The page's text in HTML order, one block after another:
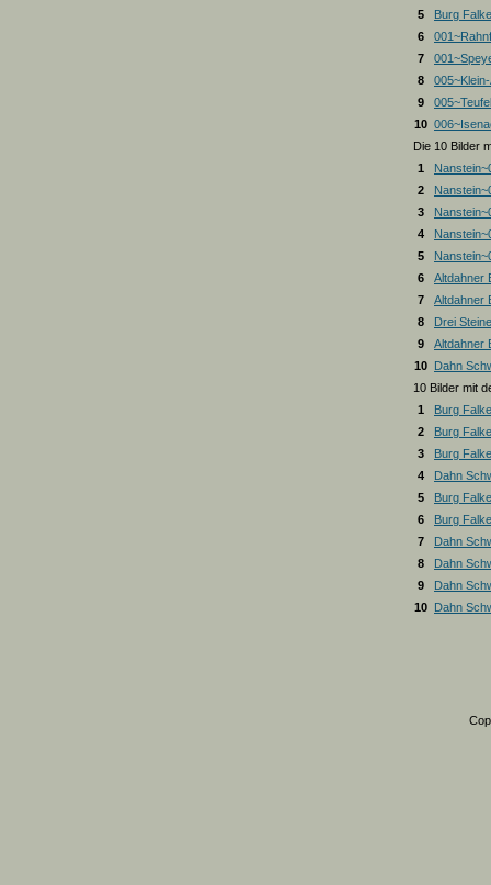
5
Burg
6
7
8
9
10
Die 10 Bilder
1
2
3
4
5
6
Altdahner
7
Altdahner
8
Drei
9
Altdahner
10
Dahn
10 Bilder mit
1
Burg
2
Burg
3
Burg
4
Dahn
5
Burg
6
Burg
7
Dahn
8
Dahn
9
Dahn
10
Dahn